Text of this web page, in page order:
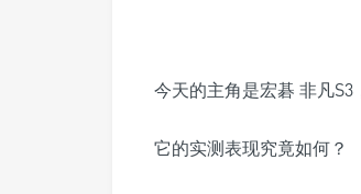
今天的主角是宏碁 非凡S3
它的实测表现究竟如何？